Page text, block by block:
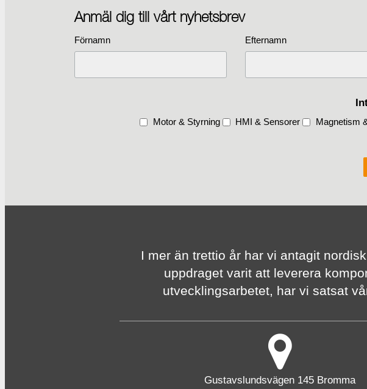
Anmäl dig till vårt nyhetsbrev
Förnamn Efternamn
Motor & Styrning HMI & Sensorer Magnetism
I mer än trettio år har vi antagit
uppdraget varit att leverera
utvecklingsarbetet, har vi satsat
Gustavslundsvägen 145 Bromma